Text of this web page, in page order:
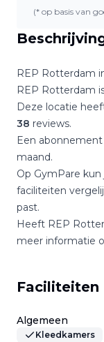
REP Rotterdam
REP Rotterdam
Deze locatie
38 reviews.
Een
maand.
Op GymPare
faciliteiten
past.
Heeft REP
meer informatie
Faciliteiten
Algemeen
Kleedkamers
(* op basis van